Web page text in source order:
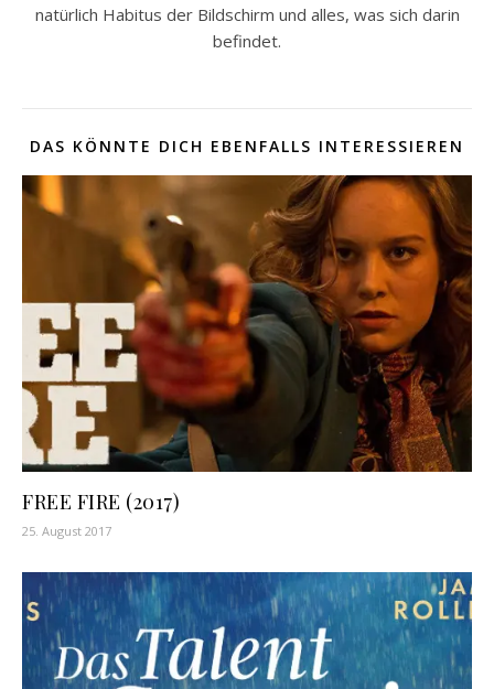
natürlich Habitus der Bildschirm und alles, was sich darin
befindet.
DAS KÖNNTE DICH EBENFALLS INTERESSIEREN
FREE FIRE (2017)
25. August 2017